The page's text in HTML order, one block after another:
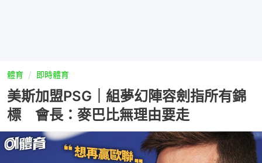
體育 即時體育
美斯加盟PSG｜組夢幻陣容劍指所有錦
標 會長：麥巴比無理由要走